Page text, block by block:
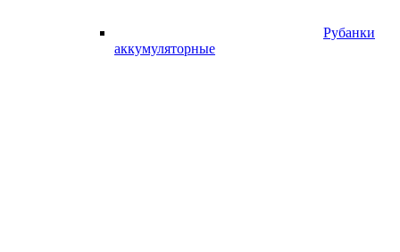
Рубанки
аккумуляторные